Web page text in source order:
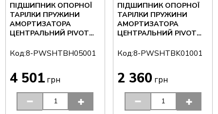
ПІДШИПНИК ОПОРНОЇ
ТАРІЛКИ ПРУЖИНИ
АМОРТИЗАТОРА
ЦЕНТРАЛЬНИЙ PIVOT
PWSHTBH05001
Код:8-PWSHTBH05001
4 501грн
ПІДШИПНИК ОПОРНОЇ
ТАРІЛКИ ПРУЖИНИ
АМОРТИЗАТОРА
ЦЕНТРАЛЬНИЙ PIVOT
PWSHTBK01001
Код:8-PWSHTBK01001
2 360 грн